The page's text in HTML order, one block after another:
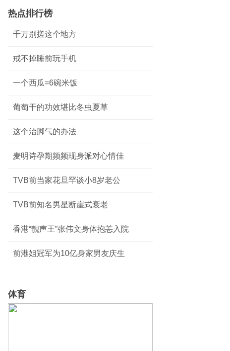
热点排行榜
千万别搓这个地方
戒不掉睡前玩手机
一个西瓜=6碗米饭
葡萄干的功效堪比冬虫夏草
这个治脚气的办法
麦明诗孕期频频现身派对心情佳
TVB前当家花旦罕谈小8岁老公
TVB前知名男星断崖式衰老
香港“靓声王”张伟文身体抱恙入院
前港姐冠军为10亿身家男友庆生
体育